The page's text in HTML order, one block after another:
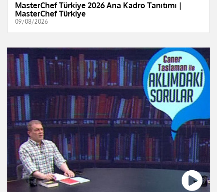
MasterChef Türkiye 2026 Ana Kadro Tanıtımı |
MasterChef Türkiye
09/08/2026